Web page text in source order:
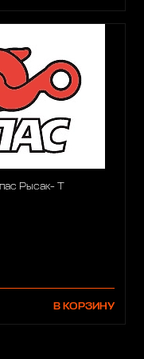
Рысак- Т
В КОРЗИНУ